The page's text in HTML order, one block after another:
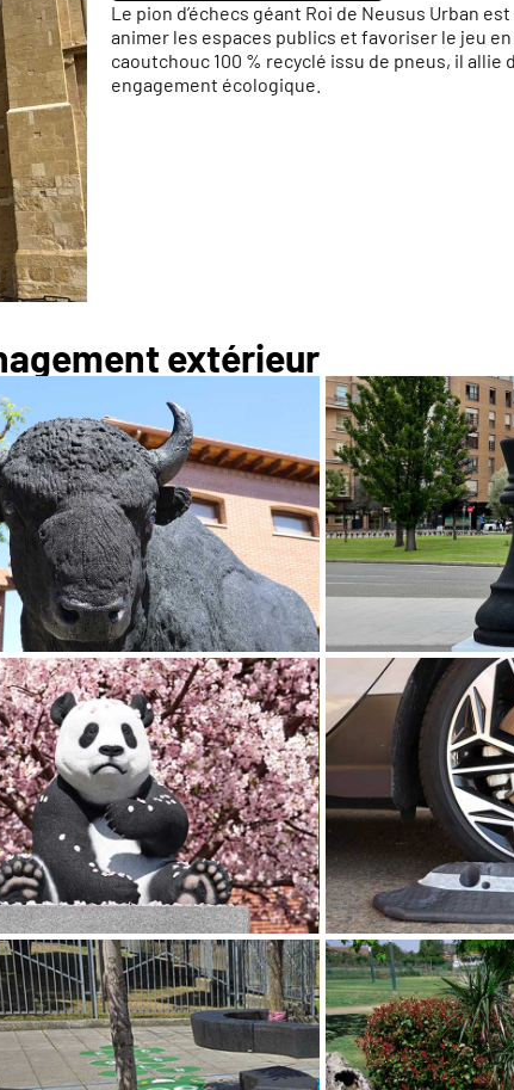
Le pion d’échecs géant Roi de Neusus Urban
animer les espaces publics et favoriser le jeu
caoutchouc 100 % recyclé issu de pneus, il allie
engagement écologique.
extérieur